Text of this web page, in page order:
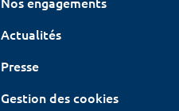
Actualités
Presse
Gestion des cookies